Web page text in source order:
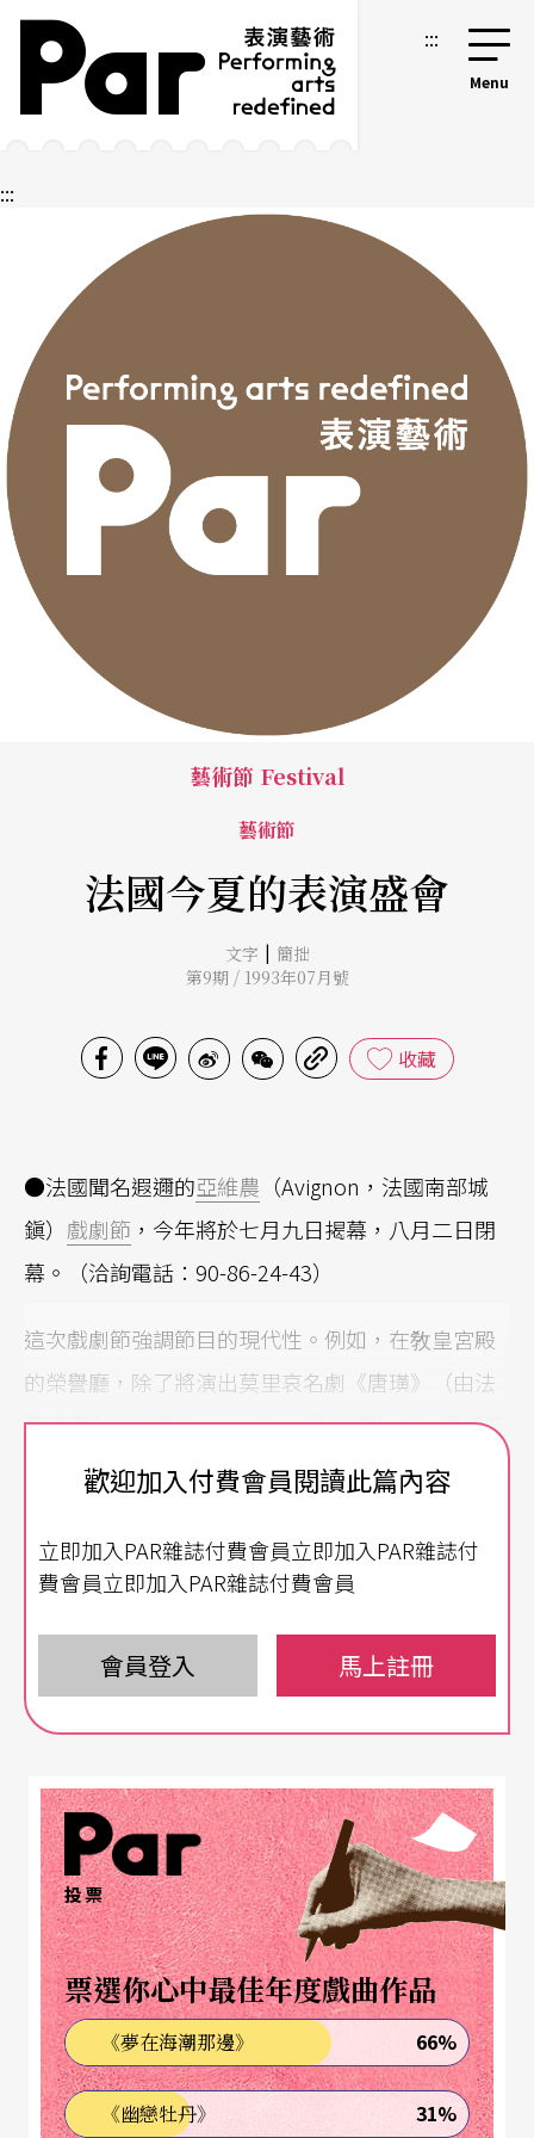
跳到主要內容區塊
網站導覽 :::
:::
藝術節 Festival
藝術節
法國今夏的表演盛會
文字 | 簡拙
第9期 / 1993年07月號
收藏
●法國聞名遐邇的亞維農 （Avignon，法國南部城
鎭） 戲劇節 ，今年將於七月九日揭幕，八月二日閉
幕。（洽詢電話：90-86-24-43）
這次戲劇節強調節目的現代性。例如，在敎皇宮殿
的榮譽廳，除了將演出莫里哀名劇《唐璜》（由法
蘭西喜劇院院長Jacques Lassalle執導）外，還將演
出其他當代傑作：Bond的《拘留所》（由Jorge La
audia Staviski執導），等等。
ac的《愛情的奧秘》與Witkiewicz的《黑水雞》（均
由Christian Schiaretti執導），Boul-gakov的《亞當
n–Daniel Magnin的《薄片》（由Philippe Adrien執
導）和Philippe Miwyana辛辣的《你要上哪兒去，
傑何米？》（由Edith Scob執導）等極富原創性的
新戲。
這次戲劇節還有一大特色：不論在演出或執導方
面，女性都扮演了相當重要的角色（Maud Rayer, Di
do Lykoudis, Sophie Loucachevs-ky等）。
歡迎加入付費會員閱讀此篇內容
立即加入PAR雜誌付費會員立即加入PAR雜誌付
費會員立即加入PAR雜誌付費會員
會員登入 馬上註冊
投票
票選你心中最佳年度戲曲作品
《夢在海潮那邊》 66%
《幽戀牡丹》 31%